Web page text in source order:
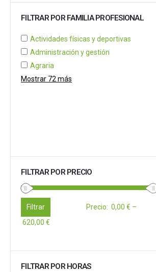
FILTRAR POR FAMILIA PROFESIONAL
Actividades físicas y deportivas
Administración y gestión
Agraria
Mostrar 72 más
FILTRAR POR PRECIO
Filtrar Precio: 0,00 € –
620,00 €
FILTRAR POR HORAS